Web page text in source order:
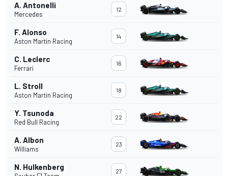
A. Antonelli
Mercedes
12
F. Alonso
Aston Martin Racing
14
C. Leclerc
Ferrari
16
L. Stroll
Aston Martin Racing
18
Y. Tsunoda
Red Bull Racing
22
A. Albon
Williams
23
N. Hulkenberg 27